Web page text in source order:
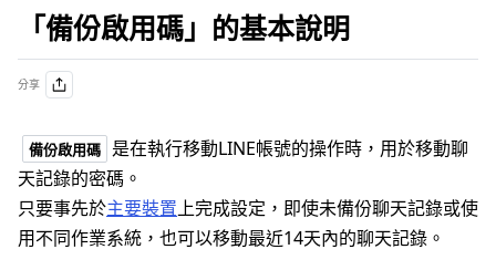
「備份啟用碼」的基本說明
分享
備份啟用碼
是在執行移動LINE帳號的操作時，用於移動聊
天記錄的密碼。
只要事先於主要裝置上完成設定，即使未備份聊天記錄或使
用不同作業系統，也可以移動最近14天內的聊天記錄。